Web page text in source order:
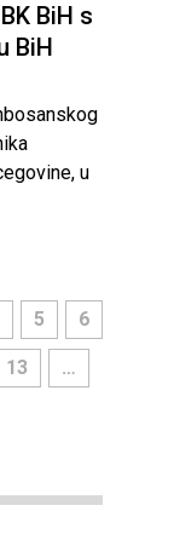
BiH s
BiH
u
5 6
13 …